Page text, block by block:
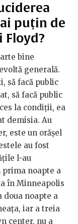
puțin de
Floyd?
bine
generală.
să facă public
să facă public
la condiții, ea
demisia. Au
este un orășel
au fost
l-au
noapte a
în Minneapolis
doua noapte a
iar a treia
center, nu a